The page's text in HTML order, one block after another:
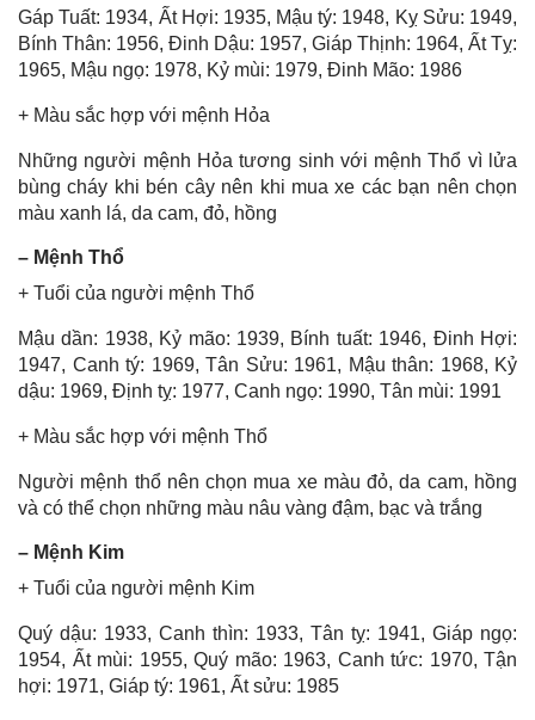
Gáp Tuất: 1934, Ất Hợi: 1935, Mậu tý: 1948, Kỵ Sửu: 1949,
Bính Thân: 1956, Đinh Dậu: 1957, Giáp Thịnh: 1964, Ất Tỵ:
1965, Mậu ngọ: 1978, Kỷ mùi: 1979, Đinh Mão: 1986
+ Màu sắc hợp với mệnh Hỏa
Những người mệnh Hỏa tương sinh với mệnh Thổ vì lửa
bùng cháy khi bén cây nên khi mua xe các bạn nên chọn
màu xanh lá, da cam, đỏ, hồng
– Mệnh Thổ
+ Tuổi của người mệnh Thổ
Mậu dần: 1938, Kỷ mão: 1939, Bính tuất: 1946, Đinh Hợi:
1947, Canh tý: 1969, Tân Sửu: 1961, Mậu thân: 1968, Kỷ
dậu: 1969, Định tỵ: 1977, Canh ngọ: 1990, Tân mùi: 1991
+ Màu sắc hợp với mệnh Thổ
Người mệnh thổ nên chọn mua xe màu đỏ, da cam, hồng
và có thể chọn những màu nâu vàng đậm, bạc và trắng
– Mệnh Kim
+ Tuổi của người mệnh Kim
Quý dậu: 1933, Canh thìn: 1933, Tân tỵ: 1941, Giáp ngọ:
1954, Ất mùi: 1955, Quý mão: 1963, Canh tức: 1970, Tận
hợi: 1971, Giáp tý: 1961, Ất sửu: 1985